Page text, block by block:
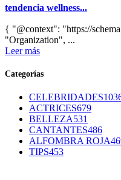
tendencia wellness...
{ "@context": "https://
"Organization", ...
Leer más
Categorías
CELEBRIDADES
ACTRICES679
BELLEZA531
CANTANTES486
ALFOMBRA ROJA
TIPS453